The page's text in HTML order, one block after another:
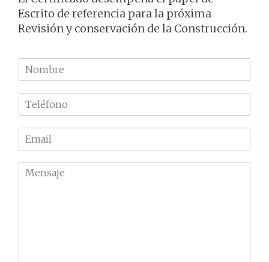
Escrito de referencia para la próxima
Revisión y conservación de la Construcción.
N
o
m
r
e
e
l
f
o
m
a
M